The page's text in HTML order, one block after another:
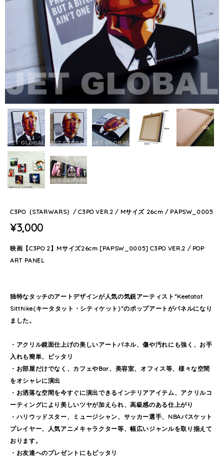
C3PO（STARWARS）/ C3PO VER.2 / Mサイズ 26cm / PAPSW_0005
¥3,000
映画【C3PO 2】Mサイズ26cm [PAPSW_0005] C3PO VER.2 / POP
ART PANEL
独特なタッチのアートデザインが人気の気鋭アーティスト”Keetatat
Sitthike(キータタット・シティケット)”のポップアートがパネルになり
ました。
・アクリル鏡面仕上げの美しいアートパネル、傷や汚れにも強く、お手
入れも簡単、ピッタリ
・お部屋だけでなく、カフェやBar、美容室、オフィス等、様々な空間
をオシャレに演出
・お洒落な空間を今すぐに演出できるインテリアアイテム、アクリルコ
ーティングにより美しいツヤが加えられ、高級感のある仕上がり
・ハリウッドスター、ミュージシャン、サッカー選手、NBAバスケット
プレイヤー、人気アニメキャラクター等、幅広いジャンルを取り揃えて
おります。
・お友達へのプレゼントにもピッタリ